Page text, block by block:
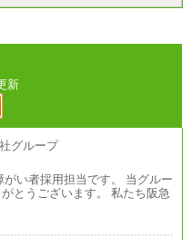
新
い者採用担当です。 当グルー
とうございます。 私たち阪急